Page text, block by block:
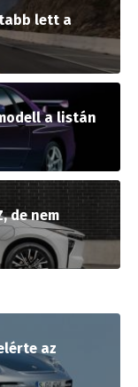
lett a
a listán
de nem
az